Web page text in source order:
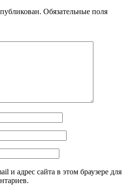
Обязательные поля
и адрес сайта в этом браузере для